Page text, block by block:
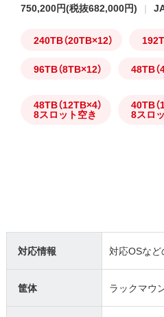
750,200円(税抜682,000円)
240TB（20TB×12）
96TB（8TB×12） 48TB（
48TB（12TB×4）
8スロット空き
40TB（
8スロ
対応情報 対応OSなど
筐体 ラックマウ